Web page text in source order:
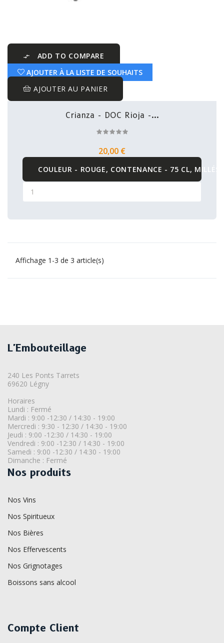

ADD TO COMPARE
AJOUTER À LA LISTE DE SOUHAITS
AJOUTER AU PANIER
Crianza - DOC Rioja -...
20,00 €
COULEUR - ROUGE, CONTENANCE - 75 CL,
Affichage 1-3 de 3 article(s)
L'Embouteillage
240 Les Ponts Tarrets
69620 Légny
Horaires
Lundi : Fermé
Mardi : 9:00 -12:30 / 14:30 - 19:00
Mercredi : 9:30 - 12:30 / 14:30 - 19:00
Jeudi : 9:00 -12:30 / 14:30 - 19:00
Vendredi : 9:00 -12:30 / 14:30 - 19:00
Samedi : 9:00 -12:30 / 14:30 - 19:00
Dimanche : Fermé
Nos produits
Nos Vins
Nos Spiritueux
Nos Bières
Nos Effervescents
Nos Grignotages
Boissons sans alcool
Compte Client